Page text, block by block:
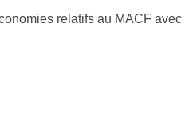
relatifs au MACF avec